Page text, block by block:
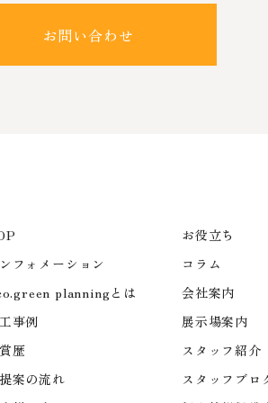
お問い合わせ
フォメーション
planningとは
事例
歴
案の流れ
お役立ち
コラム
会社案内
展示場案内
スタッフ紹介
スタッフブロ